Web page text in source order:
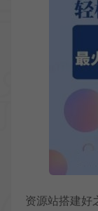
资源站搭建好